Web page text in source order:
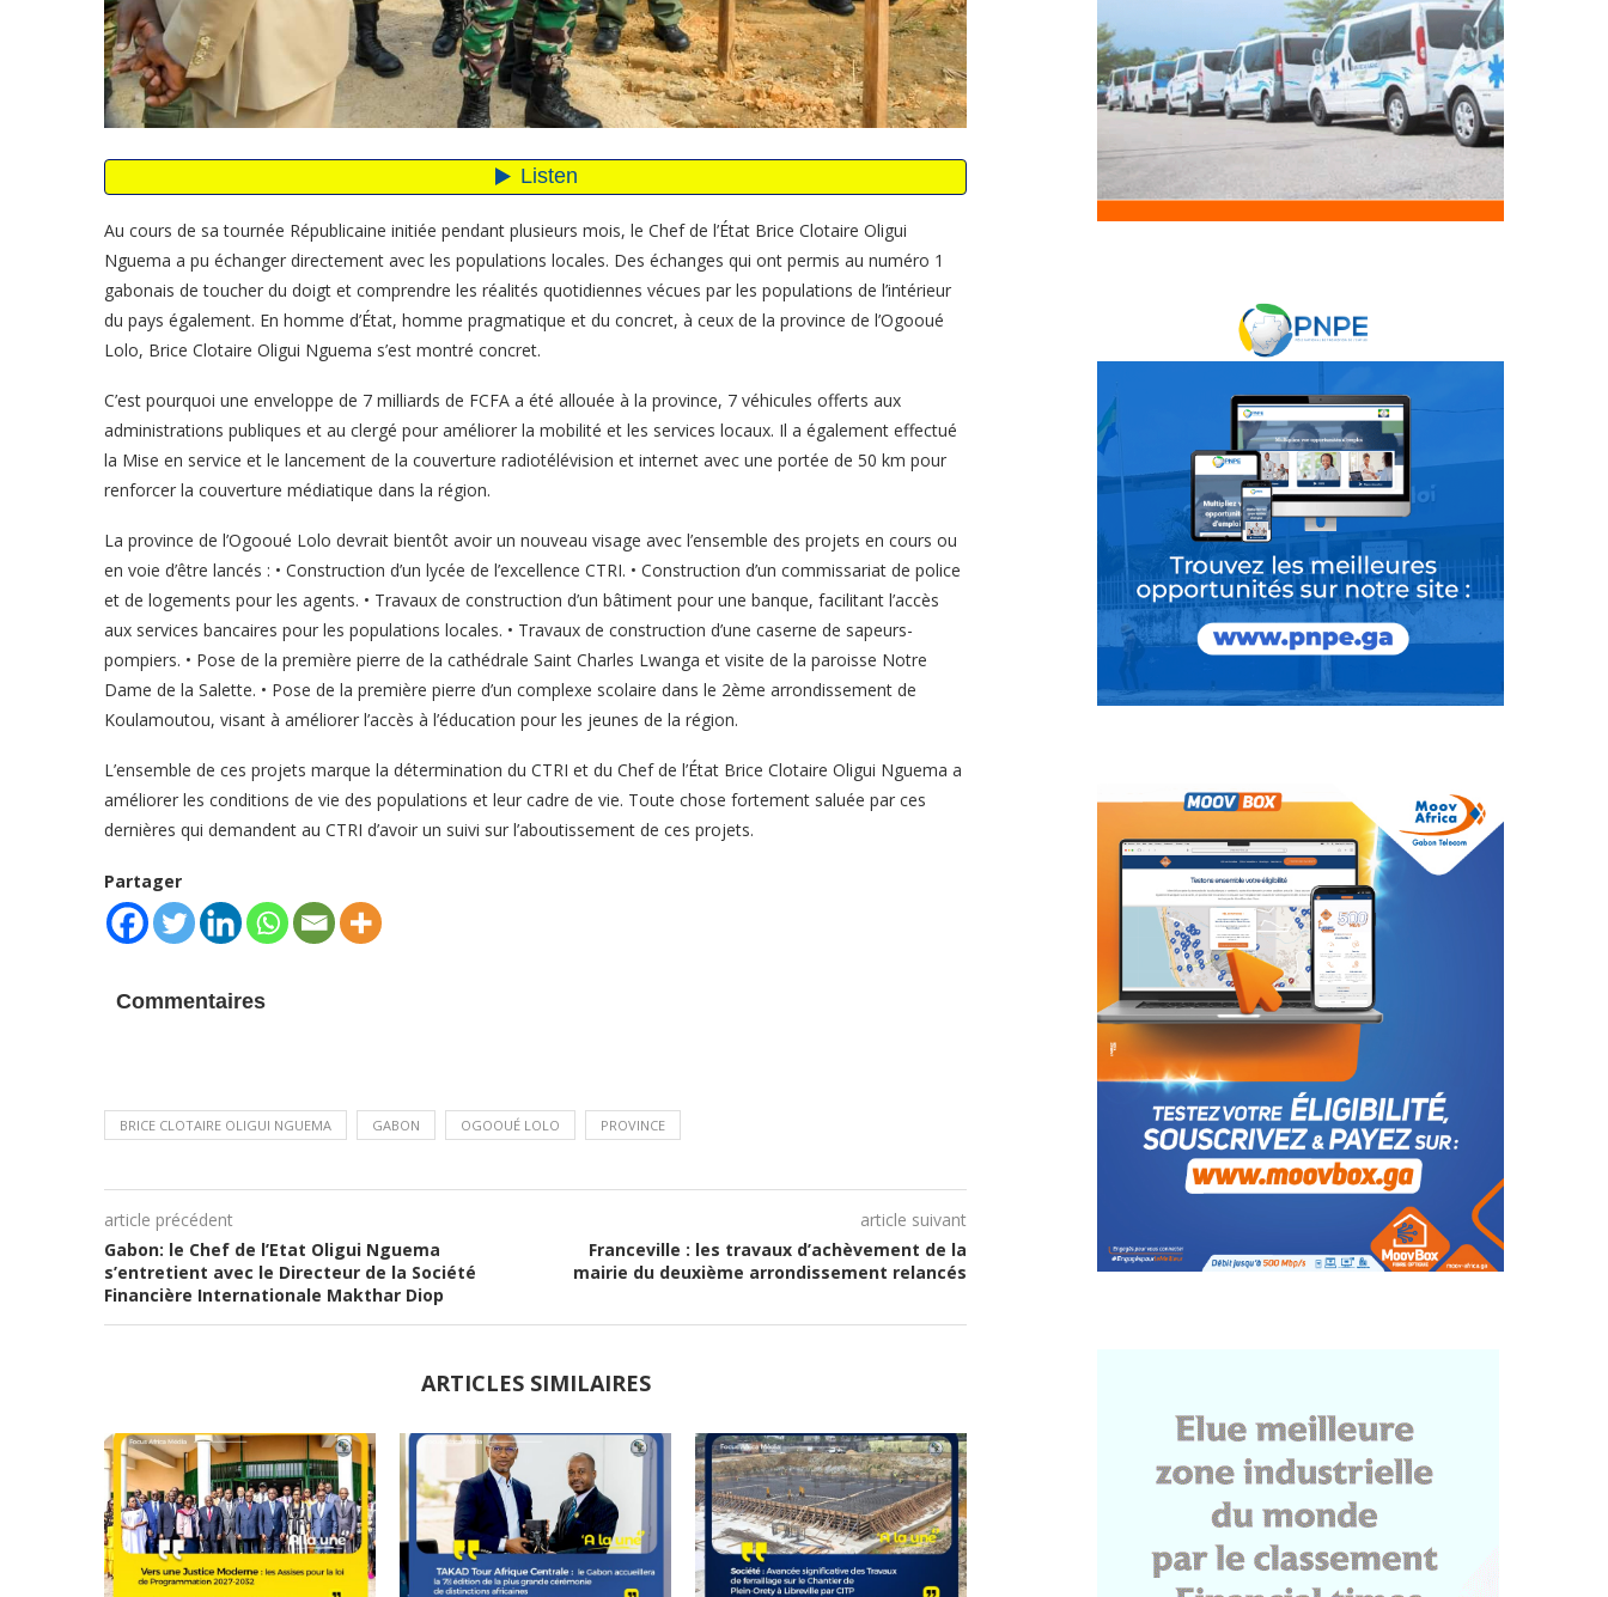
Au cours de sa tournée Républicaine initiée pendant plusieurs mois, le Chef de l’État Brice Clotaire Oligui
Nguema a pu échanger directement avec les populations locales. Des échanges qui ont permis au numéro 1
gabonais de toucher du doigt et comprendre les réalités quotidiennes vécues par les populations de l’intérieur
du pays également. En homme d’État, homme pragmatique et du concret, à ceux de la province de l’Ogooué
Lolo, Brice Clotaire Oligui Nguema s’est montré concret.
C’est pourquoi une enveloppe de 7 milliards de FCFA a été allouée à la province, 7 véhicules offerts aux
administrations publiques et au clergé pour améliorer la mobilité et les services locaux. Il a également effectué
la Mise en service et le lancement de la couverture radiotélévision et internet avec une portée de 50 km pour
renforcer la couverture médiatique dans la région.
La province de l’Ogooué Lolo devrait bientôt avoir un nouveau visage avec l’ensemble des projets en cours ou
en voie d’être lancés : • Construction d’un lycée de l’excellence CTRI. • Construction d’un commissariat de police
et de logements pour les agents. • Travaux de construction d’un bâtiment pour une banque, facilitant l’accès
aux services bancaires pour les populations locales. • Travaux de construction d’une caserne de sapeurs-
pompiers. • Pose de la première pierre de la cathédrale Saint Charles Lwanga et visite de la paroisse Notre
Dame de la Salette. • Pose de la première pierre d’un complexe scolaire dans le 2ème arrondissement de
Koulamoutou, visant à améliorer l’accès à l’éducation pour les jeunes de la région.
L’ensemble de ces projets marque la détermination du CTRI et du Chef de l’État Brice Clotaire Oligui Nguema a
améliorer les conditions de vie des populations et leur cadre de vie. Toute chose fortement saluée par ces
dernières qui demandent au CTRI d’avoir un suivi sur l’aboutissement de ces projets.
Partager
Commentaires
BRICE CLOTAIRE OLIGUI NGUEMA GABON OGOOUÉ LOLO PROVINCE
article précédent
Gabon: le Chef de l’Etat Oligui Nguema
s’entretient avec le Directeur de la Société
Financière Internationale Makthar Diop
article suivant
Franceville : les travaux d’achèvement de la
mairie du deuxième arrondissement relancés
ARTICLES SIMILAIRES